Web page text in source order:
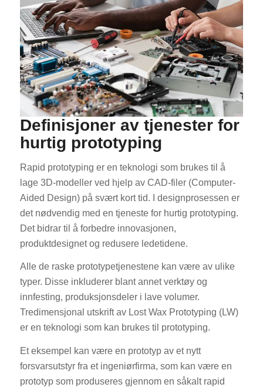
Definisjoner av tjenester for
hurtig prototyping
Rapid prototyping er en teknologi som brukes til å
lage 3D-modeller ved hjelp av CAD-filer (Computer-
Aided Design) på svært kort tid. I designprosessen er
det nødvendig med en tjeneste for hurtig prototyping.
Det bidrar til å forbedre innovasjonen,
produktdesignet og redusere ledetidene.
Alle de raske prototypetjenestene kan være av ulike
typer. Disse inkluderer blant annet verktøy og
innfesting, produksjonsdeler i lave volumer.
Tredimensjonal utskrift av Lost Wax Prototyping (LW)
er en teknologi som kan brukes til prototyping.
Et eksempel kan være en prototyp av et nytt
forsvarsutstyr fra et ingeniørfirma, som kan være en
prototyp som produseres gjennom en såkalt rapid